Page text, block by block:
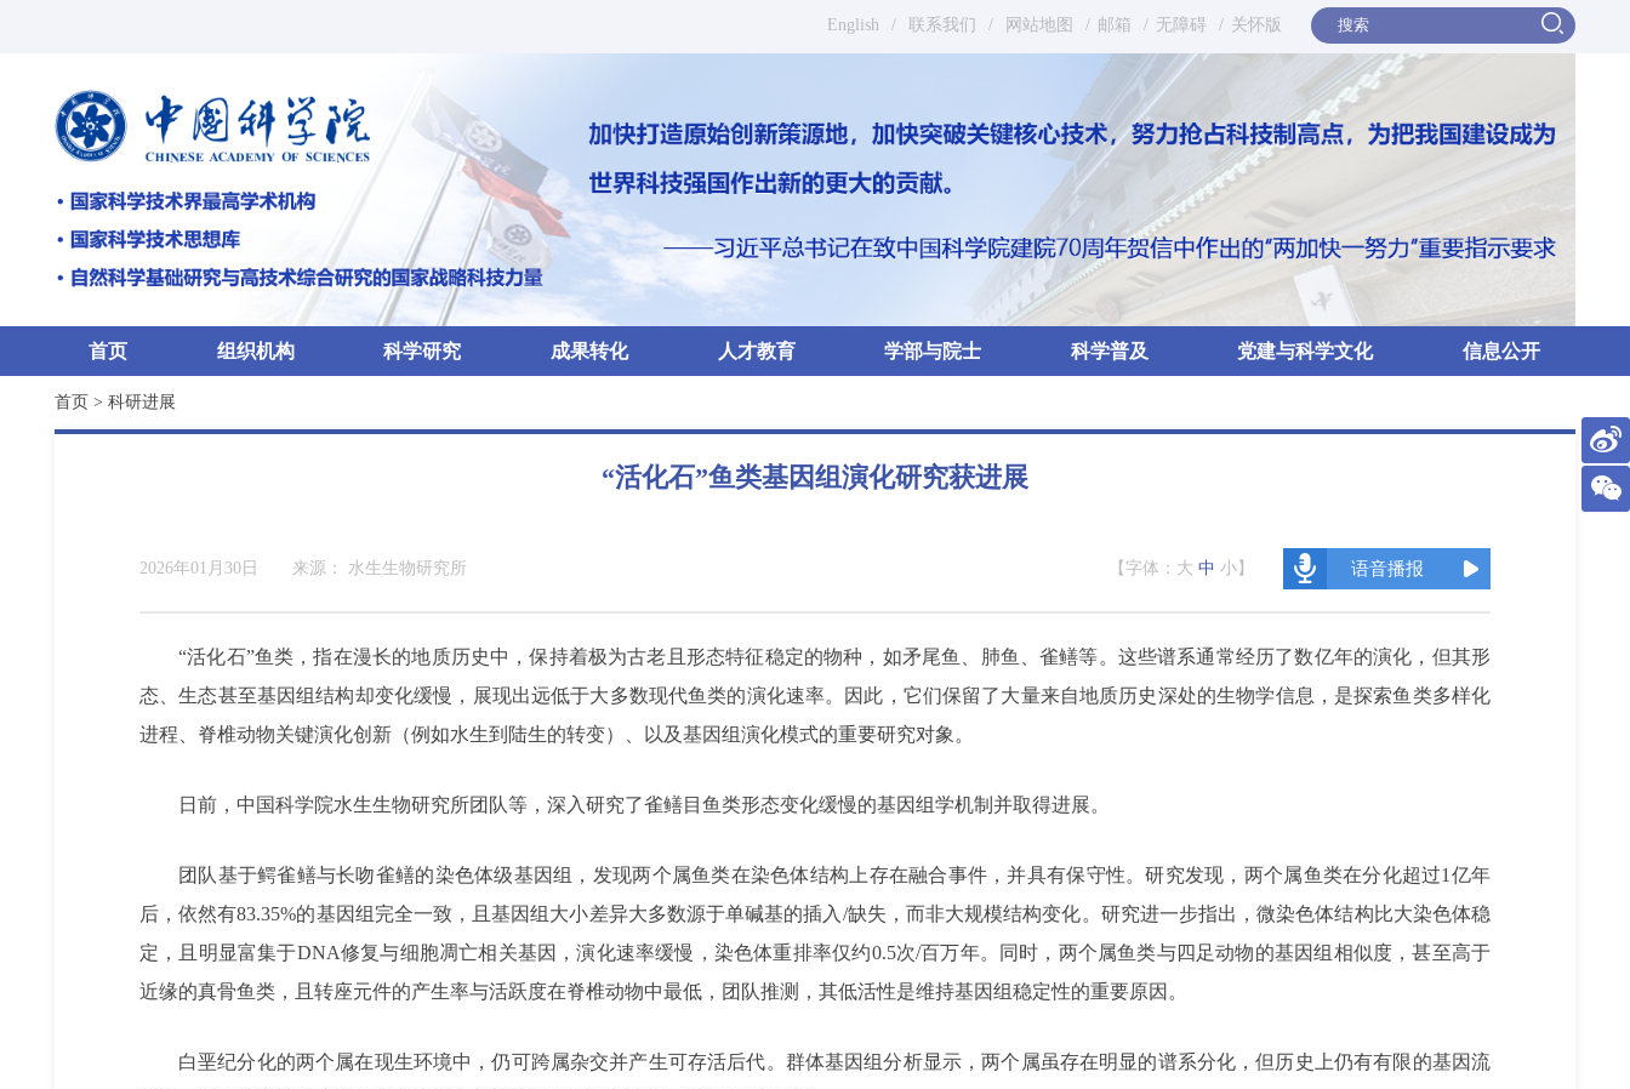
English / 联系我们 / 网站地图 / 邮箱 / 无障碍 / 关怀版
首页 组织机构 科学研究 成果转化 人才教育 学部与院士 科学普及 党建与科学文化 信息公开
首页 > 科研进展
“活化石”鱼类基因组演化研究获进展
2026年01月30日 来源： 水生生物研究所 【字体： 大 中 小 】 语音播报
“活化石”鱼类，指在漫长的地质历史中，保持着极为古老且形态特征稳定的物种，如矛尾鱼、肺鱼、雀鳝等。这些谱系通常经历了数亿年的演化，但其形
态、生态甚至基因组结构却变化缓慢，展现出远低于大多数现代鱼类的演化速率。因此，它们保留了大量来自地质历史深处的生物学信息，是探索鱼类多样化
进程、脊椎动物关键演化创新（例如水生到陆生的转变）、以及基因组演化模式的重要研究对象。
日前，中国科学院水生生物研究所团队等，深入研究了雀鳝目鱼类形态变化缓慢的基因组学机制并取得进展。
团队基于鳄雀鳝与长吻雀鳝的染色体级基因组，发现两个属鱼类在染色体结构上存在融合事件，并具有保守性。研究发现，两个属鱼类在分化超过1亿年
后，依然有83.35%的基因组完全一致，且基因组大小差异大多数源于单碱基的插入/缺失，而非大规模结构变化。研究进一步指出，微染色体结构比大染色体稳
定，且明显富集于DNA修复与细胞凋亡相关基因，演化速率缓慢，染色体重排率仅约0.5次/百万年。同时，两个属鱼类与四足动物的基因组相似度，甚至高于
近缘的真骨鱼类，且转座元件的产生率与活跃度在脊椎动物中最低，团队推测，其低活性是维持基因组稳定性的重要原因。
白垩纪分化的两个属在现生环境中，仍可跨属杂交并产生可存活后代。群体基因组分析显示，两个属虽存在明显的谱系分化，但历史上仍有有限的基因流